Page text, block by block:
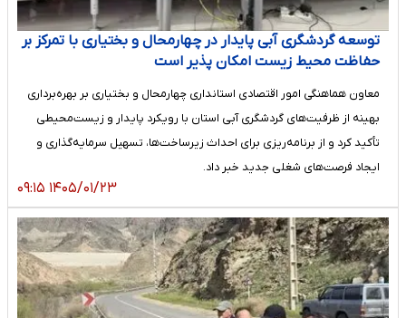
توسعه گردشگری آبی پایدار در چهارمحال و بختیاری با تمرکز بر
حفاظت محیط زیست امکان پذیر است
معاون هماهنگی امور اقتصادی استانداری چهارمحال و بختیاری بر بهره‌برداری
بهینه از ظرفیت‌های گردشگری آبی استان با رویکرد پایدار و زیست‌محیطی
تأکید کرد و از برنامه‌ریزی برای احداث زیرساخت‌ها، تسهیل سرمایه‌گذاری و
ایجاد فرصت‌های شغلی جدید خبر داد.
۱۴۰۵/۰۱/۲۳ ۰۹:۱۵